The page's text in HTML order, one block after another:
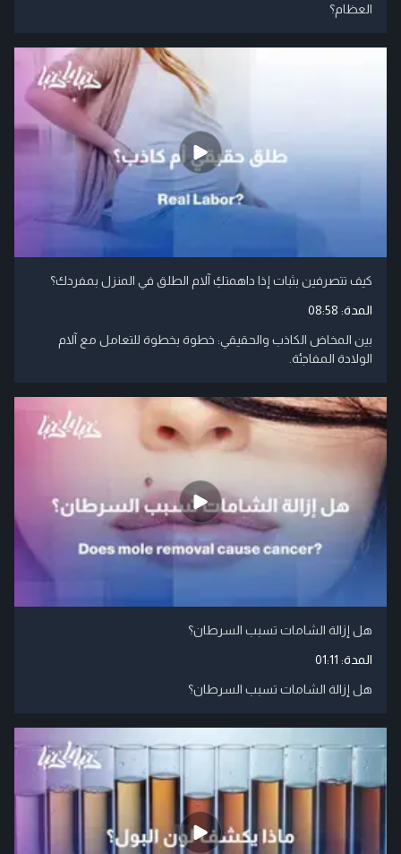
العظام؟
كيف تتصرفين بثبات إذا داهمتكِ آلام الطلق في المنزل بمفردك؟
المدة: 08:58
بين المخاض الكاذب والحقيقي: خطوة بخطوة للتعامل مع آلام
الولادة المفاجئة.
هل إزالة الشامات تسبب السرطان؟
المدة: 01:11
هل إزالة الشامات تسبب السرطان؟